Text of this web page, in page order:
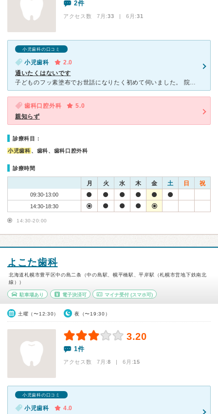
2件
アクセス数 7月:33 | 6月:31
小児歯科の口コミ
小児歯科
2.0
通いたくはないです
子どものフッ素塗布でお世話になりたく初めて伺いました。 院内は狭く、入口付近に会計場所があるので出入りがとてもしにくかったです。 また、患者さんは高齢の方ばかりでした。 衛生士さん、医者、受付の
歯科口腔外科
5.0
親知らず
診療科目：
小児歯科 、歯科、歯科口腔外科
診療時間
月 火 水 木 金 土 日 祝
09:30-13:00
14:30-18:30
14:30-20:00
よこた歯科
北海道札幌市豊平区中の島二条（中の島駅、幌平橋駅、平岸駅（札幌市営地下鉄南北
線））
駐車場あり 電子決済可 マイナ受付 (スマホ可)
土曜（〜12:30） 夜（〜19:30）
3.20
1件
アクセス数 7月:8 | 6月:15
小児歯科の口コミ
小児歯科
4.0